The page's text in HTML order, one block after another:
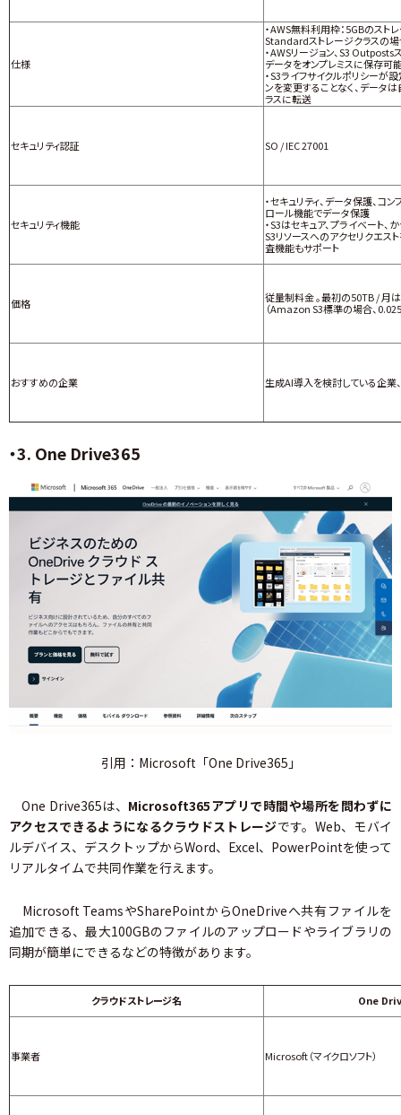
仕様
・AWS無料利用枠：5GBのスト
Standardストレージクラスの場
・AWSリージョン、S3 Outposts
データをオンプレミスに保存可
・S3ライフサイクルポリシーが
ンを変更することなく、データ
ラスに転送
セキュリティ認証 SO / IEC 27001
セキュリティ機能
・セキュリティ、データ保護、コ
ロール機能でデータ保護
・S3はセキュア、プライベート、
S3リソースへのアクセリクエス
査機能もサポート
価格
従量制料金 。最初の50TB / 月
（Amazon S3標準の場合、
おすすめの企業 生成AI導入を検討している企業
・3. One Drive365
引用：Microsoft「One Drive365」
One Drive365は、 Microsoft365アプリで時間や場所を問わずに
アクセスできるようになるクラウドストレージです。Web、モバイ
ルデバイス、デスクトップからWord、Excel、PowerPointを使って
リアルタイムで共同作業を行えます。
Microsoft TeamsやSharePointからOneDriveへ共有ファイルを
追加できる、最大100GBのファイルのアップロードやライブラリの
同期が簡単にできるなどの特徴があります。
クラウドストレージ名 One
事業者 Microsoft（マイクロソフト）